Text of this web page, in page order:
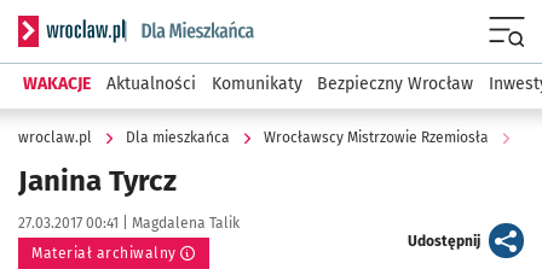
Serwis informacyjny wroclaw.pl podserwis: Dla mieszkańca
WAKACJE Aktualności Komunikaty Bezpieczny Wrocław
wroclaw.pl Dla mieszkańca Wrocławscy Mistrzowie Rzemiosła
Janina Tyrcz
Data publikacji:
27.03.2017 00:41 | Autor:
Magdalena Talik
Materiał archiwalny
Udostępnijartykuł